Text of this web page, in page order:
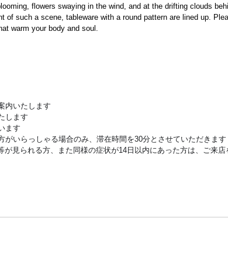
flowers swaying in the wind, and at the drifting clouds
of such a scene, tableware with a round pattern are lined up.
warm your body and soul.
内いたします
します
ます
いらっしゃる場合のみ、滞在時間を30分とさせていただきます
見られる方、また同様の症状が14日以内にあった方は、ご来店